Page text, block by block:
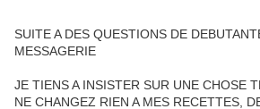
SUITE A DES QUESTIONS DE
MESSAGERIE
JE TIENS A INSISTER SUR UNE CHOSE
NE CHANGEZ RIEN A MES RECETTES,